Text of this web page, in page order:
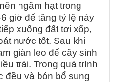
ngâm hạt trong
giờ để tăng tỷ lệ nảy
xuống đất tơi xốp,
nước tốt. Sau khi
giàn leo để cây sinh
trái. Trong quá trình
đều và bón bổ sung